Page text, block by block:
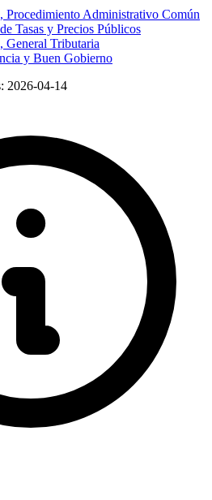
Administrativo Común
Tasas y Precios Públicos
Tributaria
y Buen Gobierno
2026-04-14